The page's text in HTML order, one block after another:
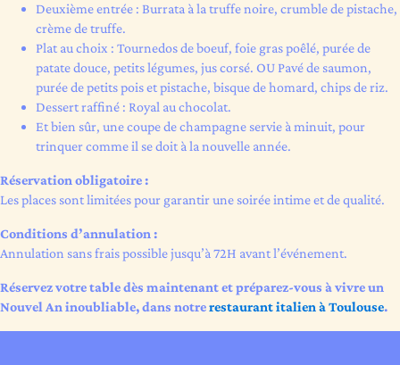
Deuxième entrée : Burrata à la truffe noire, crumble de pistache,
crème de truffe.
Plat au choix : Tournedos de boeuf, foie gras poêlé, purée de
patate douce, petits légumes, jus corsé. OU Pavé de saumon,
purée de petits pois et pistache, bisque de homard, chips de riz.
Dessert raffiné : Royal au chocolat.
Et bien sûr, une coupe de champagne servie à minuit, pour
trinquer comme il se doit à la nouvelle année.
Réservation obligatoire :
Les places sont limitées pour garantir une soirée intime et de qualité.
Conditions d’annulation :
Annulation sans frais possible jusqu’à 72H avant l’événement.
Réservez votre table dès maintenant et préparez-vous à vivre un
Nouvel An inoubliable, dans notrerestaurant italien à Toulouse.